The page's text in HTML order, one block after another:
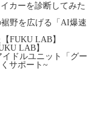
カーを診断してみた
野を広げる「AI爆速
FUKU LAB】
LAB】
ドルユニット「グー
サポート~